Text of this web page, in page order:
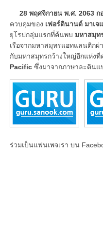
28 พฤศจิกายน พ.ศ. 2063 ก
ควบคุมของ เฟอร์ดินานด์ มาเจ
ยุโรปกลุ่มแรกที่ค้นพบ มหาสมุท
เรือจากมหาสมุทรแอทแลนติกผ่
กับมหาสมุทรกว้างใหญ่อีกแห่ง
Pacific ซึ่งมาจากภาษาละตินแ
ร่วมเป็นแฟนเพจเรา บน